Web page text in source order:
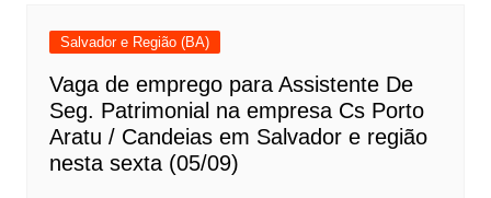
Salvador e Região (BA)
Vaga de emprego para Assistente De
Seg. Patrimonial na empresa Cs Porto
Aratu / Candeias em Salvador e região
nesta sexta (05/09)